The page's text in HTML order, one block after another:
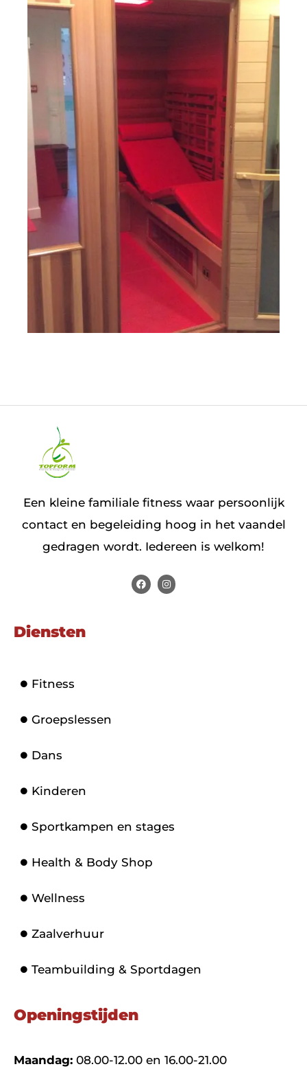
Een kleine familiale fitness waar persoonlijk
contact en begeleiding hoog in het vaandel
gedragen wordt. Iedereen is welkom!
Diensten
Fitness
Groepslessen
Dans
Kinderen
Sportkampen en stages
Health & Body Shop
Wellness
Zaalverhuur
Teambuilding & Sportdagen
Openingstijden
Maandag: 08.00-12.00 en 16.00-21.00